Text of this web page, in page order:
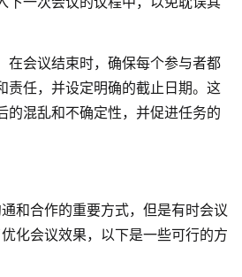
在会议结束时，确保每个参与者都
责任，并设定明确的截止日期。这
的混乱和不确定性，并促进任务的
和合作的重要方式，但是有时会议
化会议效果，以下是一些可行的方